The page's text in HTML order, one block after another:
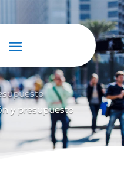
y presupuesto